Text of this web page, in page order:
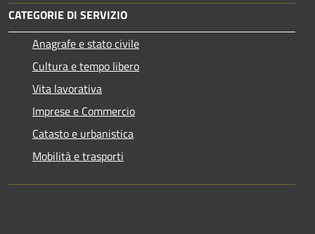
CATEGORIE DI SERVIZIO
Anagrafe e stato civile
Cultura e tempo libero
Vita lavorativa
Imprese e Commercio
Catasto e urbanistica
Mobilità e trasporti